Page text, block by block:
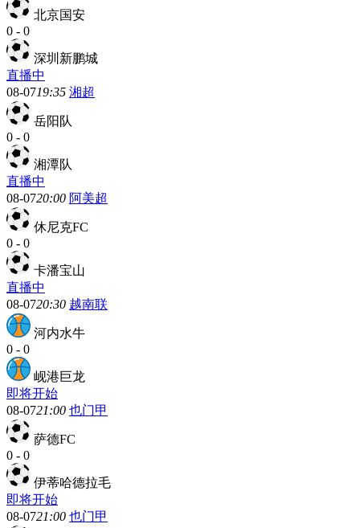
北京国安
0 - 0
深圳新鹏城
直播中
08-0719:35 湘超
岳阳队
0 - 0
湘潭队
直播中
08-0720:00 阿美超
休尼克FC
0 - 0
卡潘宝山
直播中
08-0720:30 越南联
河内水牛
0 - 0
岘港巨龙
即将开始
08-0721:00 也门甲
萨德FC
0 - 0
伊蒂哈德拉毛
即将开始
08-0721:00 也门甲